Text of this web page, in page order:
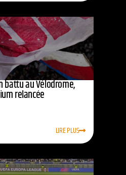
battu au Vélodrome,
relancée
LIRE PLUS